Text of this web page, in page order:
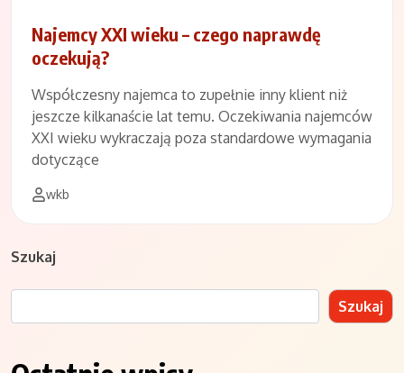
Najemcy XXI wieku – czego naprawdę
oczekują?
Współczesny najemca to zupełnie inny klient niż
jeszcze kilkanaście lat temu. Oczekiwania najemców
XXI wieku wykraczają poza standardowe wymagania
dotyczące
wkb
Szukaj
Szukaj